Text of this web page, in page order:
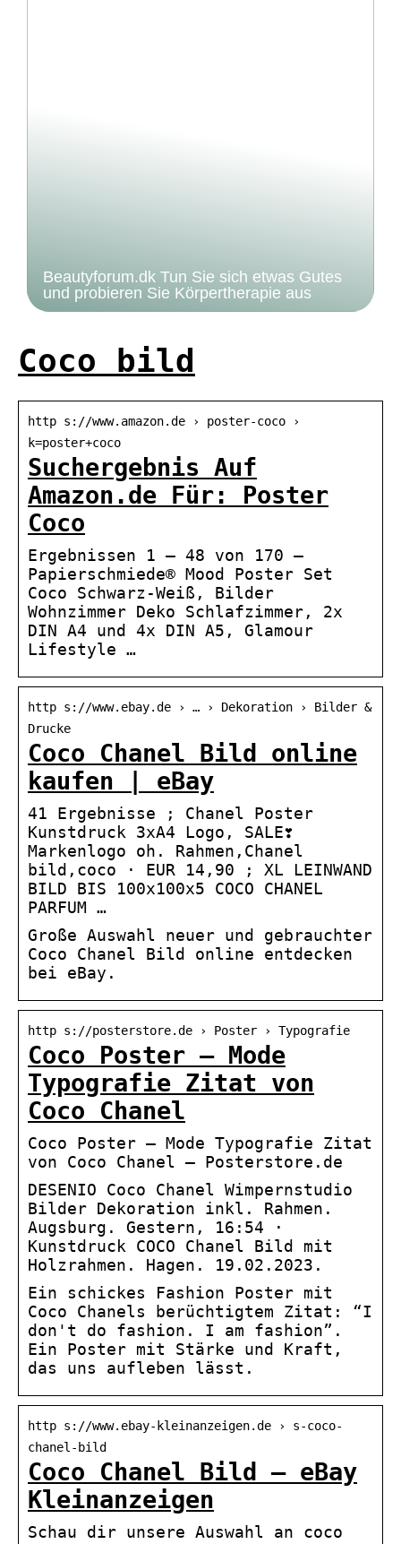
Beautyforum.dk Tun Sie sich etwas Gutes
und probieren Sie Körpertherapie aus
Coco bild
http s://www.amazon.de › poster-coco ›
k=poster+coco
Suchergebnis Auf
Amazon.de Für: Poster
Coco
Ergebnissen 1 – 48 von 170 —
Papierschmiede® Mood Poster Set
Coco Schwarz-Weiß, Bilder
Wohnzimmer Deko Schlafzimmer, 2x
DIN A4 und 4x DIN A5, Glamour
Lifestyle …
http s://www.ebay.de › … › Dekoration › Bilder &
Drucke
Coco Chanel Bild online
kaufen | eBay
41 Ergebnisse ; Chanel Poster
Kunstdruck 3xA4 Logo, SALE❣️
Markenlogo oh. Rahmen,Chanel
bild,coco · EUR 14,90 ; XL LEINWAND
BILD BIS 100x100x5 COCO CHANEL
PARFUM …
Große Auswahl neuer und gebrauchter
Coco Chanel Bild online entdecken
bei eBay.
http s://posterstore.de › Poster › Typografie
Coco Poster – Mode
Typografie Zitat von
Coco Chanel
Coco Poster – Mode Typografie Zitat
von Coco Chanel – Posterstore.de
DESENIO Coco Chanel Wimpernstudio
Bilder Dekoration inkl. Rahmen.
Augsburg. Gestern, 16:54 ·
Kunstdruck COCO Chanel Bild mit
Holzrahmen. Hagen. 19.02.2023.
Ein schickes Fashion Poster mit
Coco Chanels berüchtigtem Zitat: “I
don't do fashion. I am fashion”.
Ein Poster mit Stärke und Kraft,
das uns aufleben lässt.
http s://www.ebay-kleinanzeigen.de › s-coco-
chanel-bild
Coco Chanel Bild – eBay
Kleinanzeigen
Schau dir unsere Auswahl an coco